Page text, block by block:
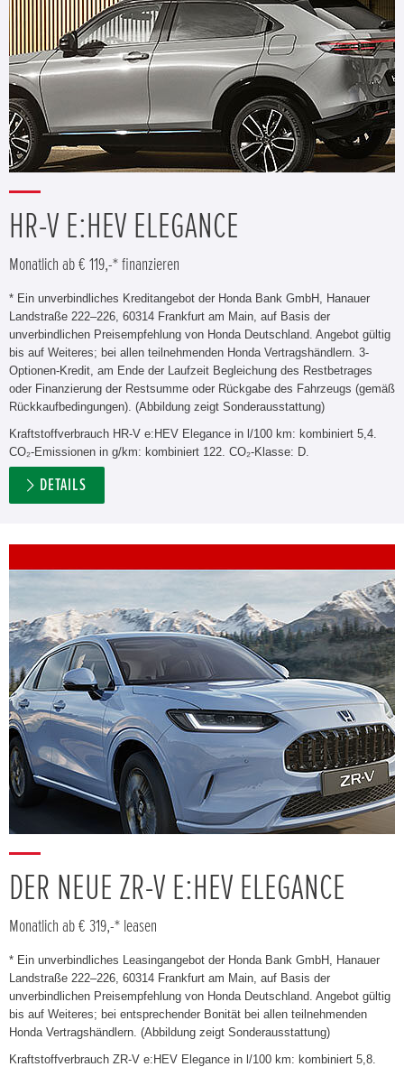
HR-V E:HEV ELEGANCE
Monatlich ab € 119,-* finanzieren
* Ein unverbindliches Kreditangebot der Honda Bank GmbH, Hanauer
Landstraße 222–226, 60314 Frankfurt am Main, auf Basis der
unverbindlichen Preisempfehlung von Honda Deutschland. Angebot gültig
bis auf Weiteres; bei allen teilnehmenden Honda Vertragshändlern. 3-
Optionen-Kredit, am Ende der Laufzeit Begleichung des Restbetrages
oder Finanzierung der Restsumme oder Rückgabe des Fahrzeugs (gemäß
Rückkaufbedingungen). (Abbildung zeigt Sonderausstattung)
Kraftstoffverbrauch HR-V e:HEV Elegance in l/100 km: kombiniert 5,4.
CO₂-Emissionen in g/km: kombiniert 122. CO₂-Klasse: D.
DETAILS
DER NEUE ZR-V E:HEV ELEGANCE
Monatlich ab € 319,-* leasen
* Ein unverbindliches Leasingangebot der Honda Bank GmbH, Hanauer
Landstraße 222–226, 60314 Frankfurt am Main, auf Basis der
unverbindlichen Preisempfehlung von Honda Deutschland. Angebot gültig
bis auf Weiteres; bei entsprechender Bonität bei allen teilnehmenden
Honda Vertragshändlern. (Abbildung zeigt Sonderausstattung)
Kraftstoffverbrauch ZR-V e:HEV Elegance in l/100 km: kombiniert 5,8.